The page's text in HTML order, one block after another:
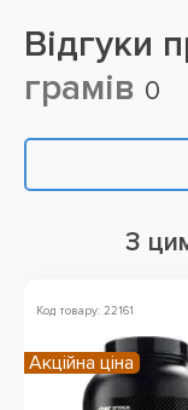
Відгуки
грамів 0
З
Код товару: 22161
Акційна ціна